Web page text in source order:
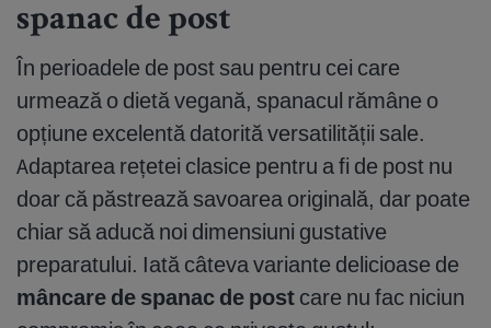
spanac de post
În perioadele de post sau pentru cei care
urmează o dietă vegană, spanacul rămâne o
opțiune excelentă datorită versatilității sale.
Adaptarea rețetei clasice pentru a fi de post nu
doar că păstrează savoarea originală, dar poate
chiar să aducă noi dimensiuni gustative
preparatului. Iată câteva variante delicioase de
mâncare de spanac de post care nu fac niciun